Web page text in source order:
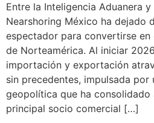
Entre la Inteligencia Aduanera y
Nearshoring México ha dejado
espectador para convertirse
de Norteamérica. Al iniciar
importación y exportación
sin precedentes, impulsada
geopolítica que ha consolidado
principal socio comercial […]